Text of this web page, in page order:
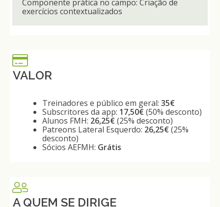
Componente prática no campo: Criação de
exercícios contextualizados
VALOR
Treinadores e público em geral: 35€
Subscritores da app: 17,50€(50% desconto)
Alunos FMH: 26,25€(25% desconto)
Patreons Lateral Esquerdo: 26,25€(25%
desconto)
Sócios AEFMH: Grátis
A QUEM SE DIRIGE